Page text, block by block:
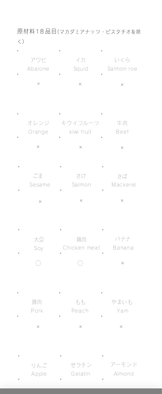
原材料18品目 (マカダミアナッツ・ピスタチオを除
く)
Abalone
×
イカ
Squid
×
Salmon roe
×
アワビ いくら
Orange
×
キウイフルーツ
kiwi fruit
×
オレンジ
Beef
牛肉
×
Sesame
ごま
×
Salmon
さけ
×
Mackerel
さば
×
Soy
大豆
○
Chicken meat
鶏肉
○
Banana
バナナ
×
豚肉
Pork
×
もも
Peach
×
Yam
やまいも
×
Apple
りんご
×
Gelatin
ゼラチン
×
Almond
アーモンド
×